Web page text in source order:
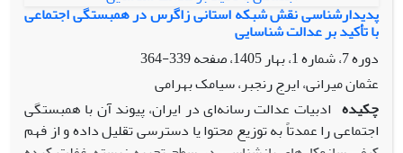
رسانه‌های نوین و شبکه‌های اجتماعی، فرصت‌ها و تهدیدهای
تازه‌ای در این حوزه پدید آمده است؛ به‌گونه‌ای که از یک سو امکان
ترویج ارزش‌های اصیل و ایجاد پیوندهای اجتماعی فراهم شده و از
سوی دیگر، امکان نفوذ الگوهای مصرف‌گرایانه، فردگرایانه و
گسست‌آفرین افزایش یافته است. این مقاله با رویکردی تحلیلی-
توصیفی، به بررسی نقش رسانه در تقویت همبستگی اجتماعی و
ترویج سبک زندگی اسلامی-ایرانی می‌پردازد و نشان می‌دهد که
پدیدارشناسی نقش شبکه استانی زاگرس در همبستگی اجتماعی
با تأکید بر عدالت شناسایی
دوره 7، شماره 1، بهار 1405، صفحه
339-364
عثمان میرانی، ایرج رنجبر، سیامک بهرامی
چکیده ادبیات عدالت رسانه‌ای در ایران، پیوند آن با همبستگی
اجتماعی را عمدتاً به توزیع محتوا یا دسترسی تقلیل داده و از فهم